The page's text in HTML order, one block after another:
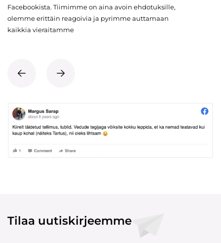
Facebookista. Tiimimme on aina avoin ehdotuksille,
olemme erittäin reagoivia ja pyrimme auttamaan
kaikkia vieraitamme
Tilaa uutiskirjeemme